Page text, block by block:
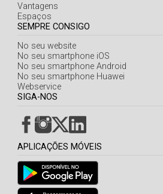
Vantagens
Espaços
SEMPRE CONSIGO
No seu website
No seu smartphone iOS
No seu smartphone Android
No seu smartphone Huawei
Webservice
SIGA-NOS
APLICAÇÕES MÓVEIS